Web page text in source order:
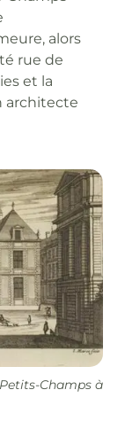
alors
rue de
et la
architecte
Champs à